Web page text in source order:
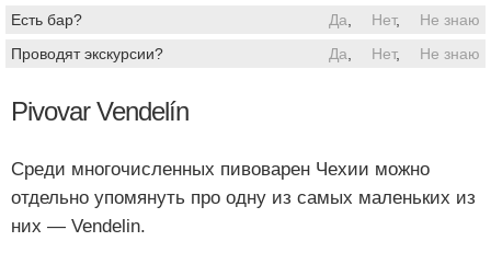
Есть бар?
Да Нет,
Не знаю
Проводят экскурсии?
Да Нет, Не знаю
Pivovar Vendelín
Среди многочисленных пивоварен Чехии можно
отдельно упомянуть про одну из самых маленьких из
них — Vendelin.